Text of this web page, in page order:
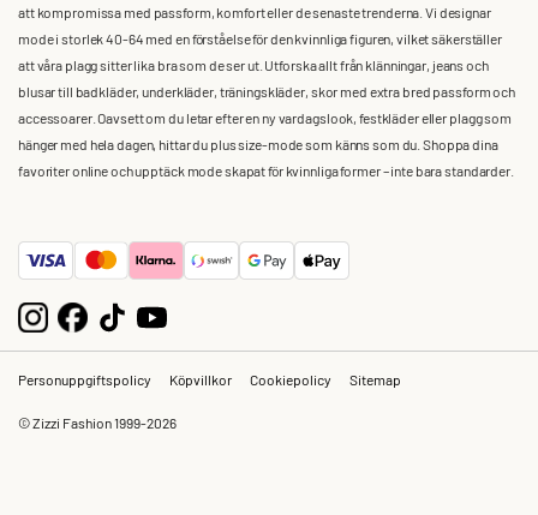
att kompromissa med passform, komfort eller de senaste trenderna. Vi designar
mode i storlek 40-64 med en förståelse för den kvinnliga figuren, vilket säkerställer
att våra plagg sitter lika bra som de ser ut. Utforska allt från klänningar, jeans och
blusar till badkläder, underkläder, träningskläder, skor med extra bred passform och
accessoarer. Oavsett om du letar efter en ny vardagslook, festkläder eller plagg som
hänger med hela dagen, hittar du plus size-mode som känns som du. Shoppa dina
favoriter online och upptäck mode skapat för kvinnliga former – inte bara standarder.
Personuppgiftspolicy Köpvillkor Cookiepolicy Sitemap
© Zizzi Fashion 1999-2026